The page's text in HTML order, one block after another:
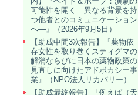
可能性を開く―異なる背景を持
つ他者とのコミュニケーション
へ―』（2026年9月5日）
【助成中間3次報告】『薬物依
存女性を取り巻くスティグマの
解消ならびに日本の薬物政策の
見直しに向けたアドボカシー事
業』（NPO法人リカバリー）
【助成最終報告】「例えば（天